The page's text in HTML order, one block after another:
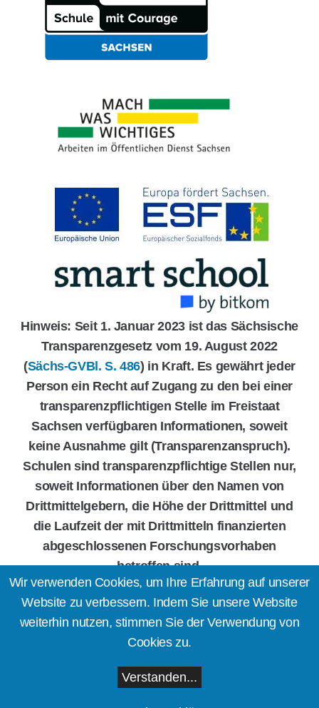
Hinweis: Seit 1. Januar 2023 ist das Sächsische
Transparenzgesetz vom 19. August 2022
(Sächs-GVBl. S. 486) in Kraft. Es gewährt jeder
Person ein Recht auf Zugang zu den bei einer
transparenzpflichtigen Stelle im Freistaat
Sachsen verfügbaren Informationen, soweit
keine Ausnahme gilt (Transparenzanspruch).
Schulen sind transparenzpflichtige Stellen nur,
soweit Informationen über den Namen von
Drittmittelgebern, die Höhe der Drittmittel und
die Laufzeit der mit Drittmitteln finanzierten
abgeschlossenen Forschungsvorhaben
betroffen sind.
Impressum
Wir verwenden Cookies, um Ihre Erfahrung auf unserer
Website zu verbessern. Indem Sie unsere Website
weiterhin nutzen, stimmen Sie der Verwendung von
Cookies zu.
Verstanden...